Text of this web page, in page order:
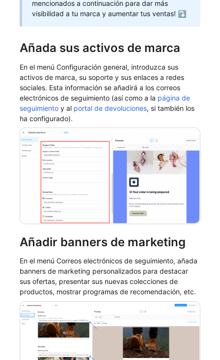
mencionados a continuación para dar más
visibilidad a tu marca y aumentar tus ventas! ⤵️
Añada sus activos de marca
En el menú Configuración general, introduzca sus
activos de marca, su soporte y sus enlaces a redes
sociales. Esta información se añadirá a los correos
electrónicos de seguimiento (así como a la página de
seguimiento y al portal de devoluciones, si también los
ha configurado).
Añadir banners de marketing
En el menú Correos electrónicos de seguimiento, añada
banners de marketing personalizados para destacar
sus ofertas, presentar sus nuevas colecciones de
productos, mostrar programas de recomendación, etc.